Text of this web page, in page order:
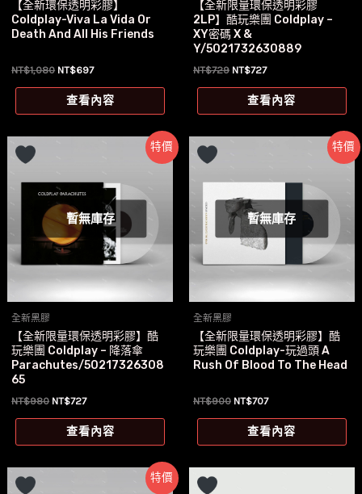
【全新環保透明彩膠】
Coldplay-Viva La Vida Or
Death And All His Friends
NT$1,080 原
價
格：
NT$697目
價
格：
查看內容
【全新限量環保透明彩膠
2LP】酷玩樂團 Coldplay –
XY密碼 X &
Y/5021732630889
NT$729 原
格：
NT$727目
價
格：
查看內容
特價
暫無庫存
全新黑膠
【全新限量環保透明彩膠】酷
玩樂團 Coldplay – 降落傘
Parachutes/50217326308
65
NT$980 原
格：
NT$727目
價
格：
查看內容
特價
暫無庫存
全新黑膠
【全新限量環保透明彩膠】酷
玩樂團 Coldplay-玩過頭 A
Rush Of Blood To The Head
NT$900 原
格：
NT$707目
價
格：
查看內容
特價